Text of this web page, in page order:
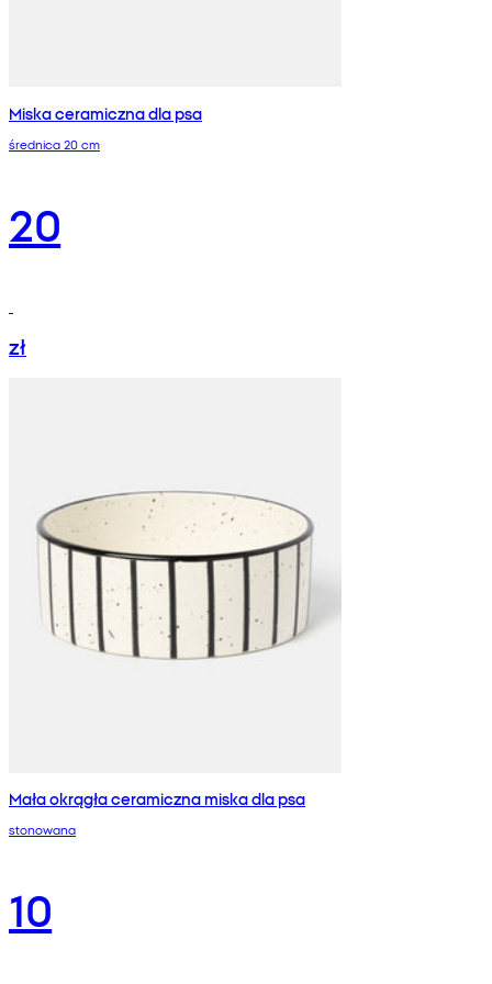
Miska ceramiczna dla psa
średnica 20 cm
20
zł
Mała okrągła ceramiczna miska dla psa
stonowana
10